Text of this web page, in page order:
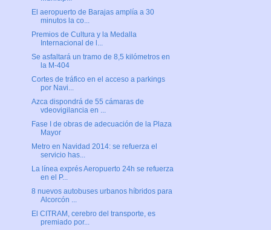
El aeropuerto de Barajas amplía a 30
minutos la co...
Premios de Cultura y la Medalla
Internacional de l...
Se asfaltará un tramo de 8,5 kilómetros en
la M-404
Cortes de tráfico en el acceso a parkings
por Navi...
Azca dispondrá de 55 cámaras de
vdeovigilancia en ...
Fase I de obras de adecuación de la Plaza
Mayor
Metro en Navidad 2014: se refuerza el
servicio has...
La línea exprés Aeropuerto 24h se refuerza
en el P...
8 nuevos autobuses urbanos híbridos para
Alcorcón ...
El CITRAM, cerebro del transporte, es
premiado por...